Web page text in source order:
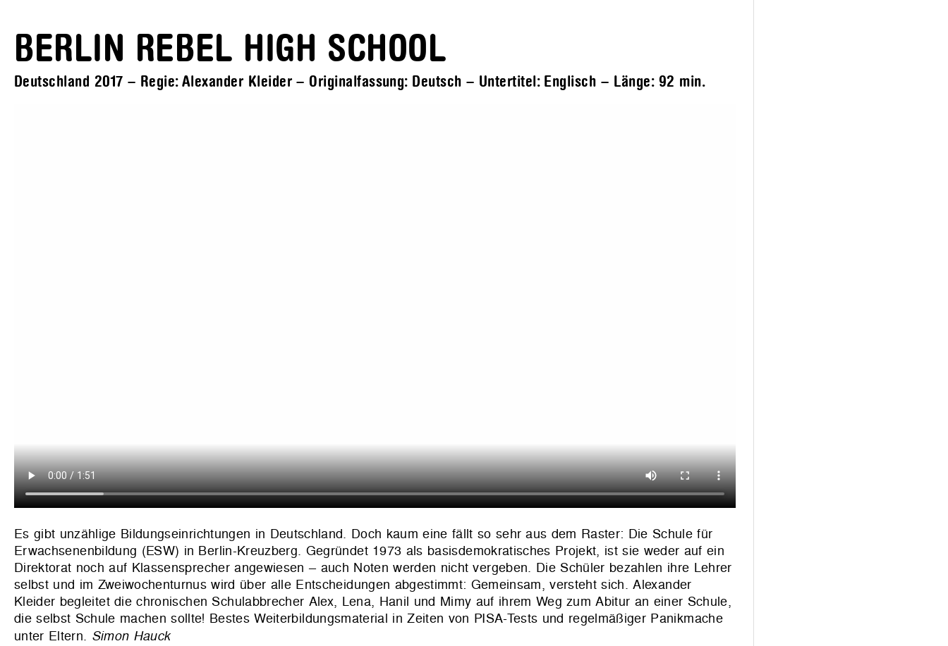
BERLIN REBEL HIGH SCHOOL
Deutschland 2017 – Regie: Alexander Kleider – Originalfassung: Deutsch – Untertitel: Englisch – Länge: 92 min.
Es gibt unzählige Bildungseinrichtungen in Deutschland. Doch kaum eine fällt so sehr aus dem Raster: Die Schule für
Erwachsenenbildung (ESW) in Berlin-Kreuzberg. Gegründet 1973 als basisdemokratisches Projekt, ist sie weder auf ein
Direktorat noch auf Klassensprecher angewiesen – auch Noten werden nicht vergeben. Die Schüler bezahlen ihre Lehrer
selbst und im Zweiwochenturnus wird über alle Entscheidungen abgestimmt: Gemeinsam, versteht sich. Alexander
Kleider begleitet die chronischen Schulabbrecher Alex, Lena, Hanil und Mimy auf ihrem Weg zum Abitur an einer Schule,
die selbst Schule machen sollte! Bestes Weiterbildungsma­terial in Zeiten von PISA-Tests und regelmäßiger Panikmache
unter Eltern. Simon Hauck